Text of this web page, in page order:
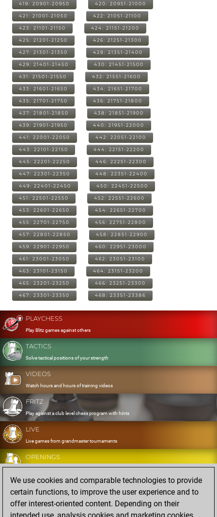
419: 20901-20950 420: 20951-21000
421: 21001-21050 422: 21051-21100
423: 21101-21150 424: 21151-21200
425: 21201-21250 426: 21251-21300
427: 21301-21350 428: 21351-21400
429: 21401-21450 430: 21451-21500
431: 21501-21550 432: 21551-21600
433: 21601-21650 434: 21651-21700
435: 21701-21750 436: 21751-21800
437: 21801-21850 438: 21851-21900
439: 21901-21950 440: 21951-22000
441: 22001-22050 442: 22051-22100
443: 22101-22150 444: 22151-22200
445: 22201-22250 446: 22251-22300
447: 22301-22350 448: 22351-22400
449: 22401-22450 450: 22451-22500
451: 22501-22550 452: 22551-22600
453: 22601-22650 454: 22651-22700
455: 22701-22750 456: 22751-22800
457: 22801-22850 458: 22851-22900
459: 22901-22950 460: 22951-23000
461: 23001-23050 462: 23051-23100
463: 23101-23150 464: 23151-23200
465: 23201-23250 466: 23251-23300
467: 23301-23350 468: 23351-23386
PLAYCHESS
Play Blitz games against others
TACTICS
Solve tactical positions of your strength
VIDEOS
Watch hours and hours of training videos
FRITZ
Play against a club level chess program with hints
LIVE
Live games from grandmaster tournaments
OPENINGS
Develop and exercise your openings
DATABASE
Eight million strong games
MYGAMES
We use cookies and comparable technologies to provide
certain functions, to improve the user experience and to
offer interest-oriented content. Depending on their